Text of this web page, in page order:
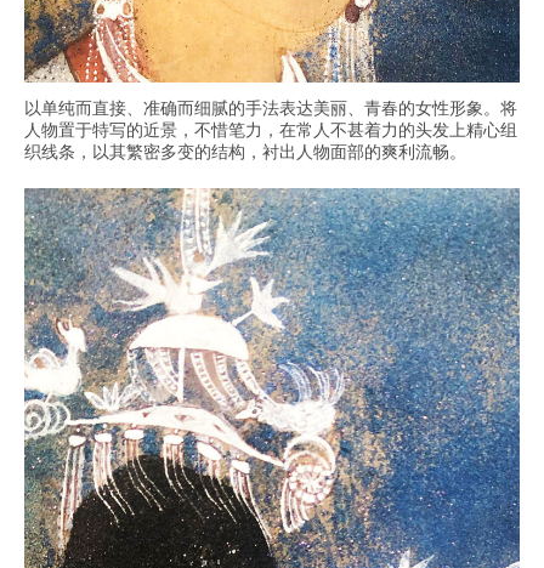
以单纯而直接、准确而细腻的手法表达美丽、青春的女性形象。将
人物置于特写的近景，不惜笔力，在常人不甚着力的头发上精心组
织线条，以其繁密多变的结构，衬出人物面部的爽利流畅。